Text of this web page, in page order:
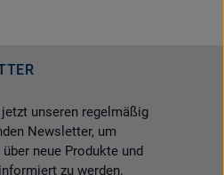
unseren regelmäßig
Newsletter, um
neue Produkte und
zu werden.